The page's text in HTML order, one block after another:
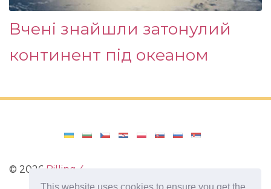
This website uses cookies to ensure you get the
Вчені знайшли затонулий
континент під океаном
© 2026 Billing 4